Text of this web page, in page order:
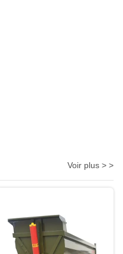
Voir plus > >